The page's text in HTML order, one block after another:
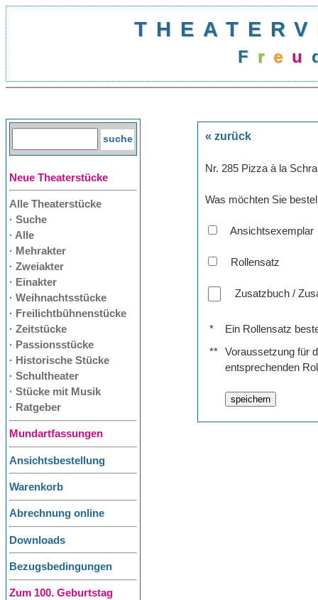
Freu
Neue Theaterstücke
Alle Theaterstücke
· Suche
· Alle
· Mehrakter
· Zweiakter
· Einakter
· Weihnachtsstücke
· Freilichtbühnenstücke
· Zeitstücke
· Passionsstücke
· Historische Stücke
· Schultheater
· Stücke mit Musik
· Ratgeber
Mundartfassungen
Ansichtsbestellung
Warenkorb
Abrechnung online
Downloads
Bezugsbedingungen
Zum 100. Geburtstag
« zurück
Nr. 285 Pizza à la
Was möchten Sie
Ansichtsexemplar
Rollensatz
Zusatzbuch /
*
Ein Rollensatz
**
Voraussetzung für
entsprechenden